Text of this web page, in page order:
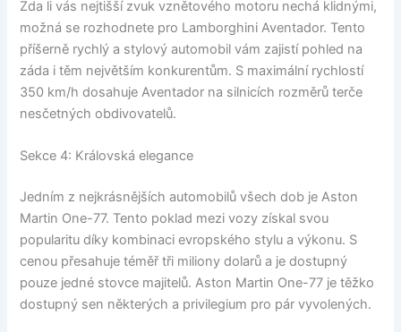
Zda li vás nejtišší zvuk vznětového motoru nechá klidnými,
možná se rozhodnete pro Lamborghini Aventador. Tento
příšerně rychlý a stylový automobil vám zajistí pohled na
záda i těm největším konkurentům. S maximální rychlostí
350 km/h dosahuje Aventador na silnicích rozměrů terče
nesčetných obdivovatelů.
Sekce 4: Královská elegance
Jedním z nejkrásnějších automobilů všech dob je Aston
Martin One-77. Tento poklad mezi vozy získal svou
popularitu díky kombinaci evropského stylu a výkonu. S
cenou přesahuje téměř tři miliony dolarů a je dostupný
pouze jedné stovce majitelů. Aston Martin One-77 je těžko
dostupný sen některých a privilegium pro pár vyvolených.